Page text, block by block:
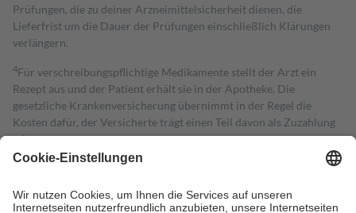
Prüfungen, die zu deiner Arzneimittelsicherheit dienen, die
Lieferfrist um die Dauer der Prüfungen einschließlich Klärungen
verlängern.
4Für verschreibungspflichtige Medikamente stellt der Arzt ein
Rezept aus und der Patient erhält sie in der Apotheke. Die
gesetzliche Krankenversicherung übernimmt in der Regel die
Kosten dafür, der Versicherte trägt einen Teil davon als Zuzahlung
mit.
Grundsätzlich leisten Mitglieder Zuzahlungen in Höhe von zehn
höchstens zehn Euro.
Es sind jedoch nie mehr als die tatsächlichen
Kosten der Leistung zu entrichten.